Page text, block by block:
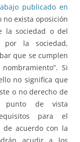
publicado en
no exista oposición
la sociedad o del
la sociedad,
que se cumplen
Si
no significa que
o no derecho de
punto de vista
para el
de acuerdo con la